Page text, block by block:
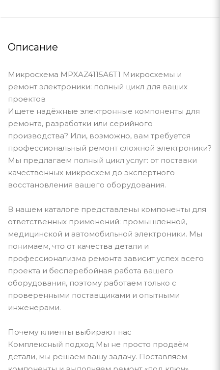
Описание
Микросхема MPXAZ4115A6T1 Микросхемы и
ремонт электроники: полный цикл для ваших
проектов
Ищете надёжные электронные компоненты для
ремонта, разработки или серийного
производства? Или, возможно, вам требуется
профессиональный ремонт сложной электроники?
Мы предлагаем полный цикл услуг: от поставки
качественных микросхем до экспертного
восстановления вашего оборудования.
В нашем каталоге представлены компоненты для
ответственных применений: промышленной,
медицинской и автомобильной электроники. Мы
понимаем, что от качества детали и
профессионализма ремонта зависит успех всего
проекта и бесперебойная работа вашего
оборудования, поэтому работаем только с
проверенными поставщиками и опытными
инженерами.
Почему клиенты выбирают нас
Комплексный подход.Мы не просто продаём
детали, мы решаем вашу задачу. Поставляем